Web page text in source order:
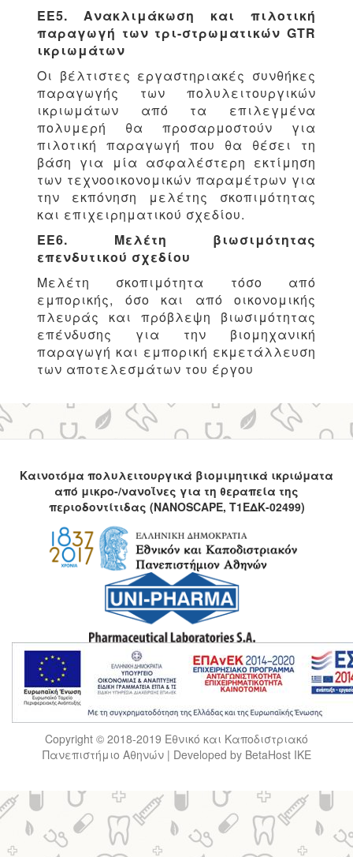
ΕΕ5. Ανακλιμάκωση και πιλοτική
παραγωγή των τρι-στρωματικών GTR
ικριωμάτων
Οι βέλτιστες εργαστηριακές συνθήκες
παραγωγής των πολυλειτουργικών
ικριωμάτων από τα επιλεγμένα
πολυμερή θα προσαρμοστούν για
πιλοτική παραγωγή που θα θέσει τη
βάση για μία ασφαλέστερη εκτίμηση
των τεχνοοικονομικών παραμέτρων για
την εκπόνηση μελέτης σκοπιμότητας
και επιχειρηματικού σχεδίου.
ΕΕ6. Μελέτη βιωσιμότητας
επενδυτικού σχεδίου
Μελέτη σκοπιμότητα τόσο από
εμπορικής, όσο και από οικονομικής
πλευράς και πρόβλεψη βιωσιμότητας
επένδυσης για την βιομηχανική
παραγωγή και εμπορική εκμετάλλευση
των αποτελεσμάτων του έργου
Καινοτόμα πολυλειτουργικά βιομιμητικά ικριώματα
από μικρο-/νανοΐνες για τη θεραπεία της
περιοδοντίτιδας (NANOSCAPE, Τ1ΕΔΚ-02499)
Copyright © 2018-2019 Εθνικό και Καποδιστριακό
Πανεπιστήμιο Αθηνών | Developed by BetaHost IKE